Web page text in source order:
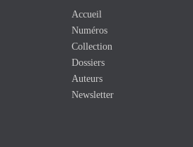
Accueil
Numéros
Collection
Dossiers
Auteurs
Newsletter